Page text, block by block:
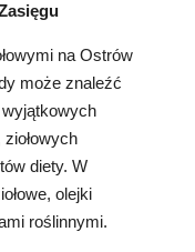
na Ostrów
może znaleźć
diety. W
olejki
roślinnymi.